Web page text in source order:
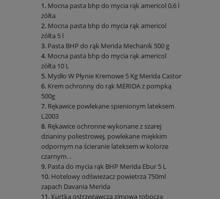
Mocna pasta bhp do mycia rąk americol 0,6 l
żółta
Mocna pasta bhp do mycia rąk americol
żółta 5 l
Pasta BHP do rąk Merida Mechanik 500 g
Mocna pasta bhp do mycia rąk americol
żółta 10 L
Mydło W Płynie Kremowe 5 Kg Merida Castor
Krem ochronny do rąk MERIDA z pompką
500g
Rękawice powlekane spienionym lateksem
L2003
Rękawice ochronne wykonane z szarej
dzianiny poliestrowej, powlekane miękkim
odpornym na ścieranie lateksem w kolorze
czarnym. .
Pasta do mycia rąk BHP Merida Ebur 5 L
Hotelowy odświeżacz powietrza 750ml
zapach Davania Merida
Kurtka ostrzegawcza zimowa robocza